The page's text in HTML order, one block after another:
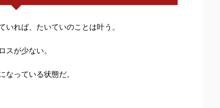
れば、たいていのことは叶う。
が少ない。
っている状態だ。